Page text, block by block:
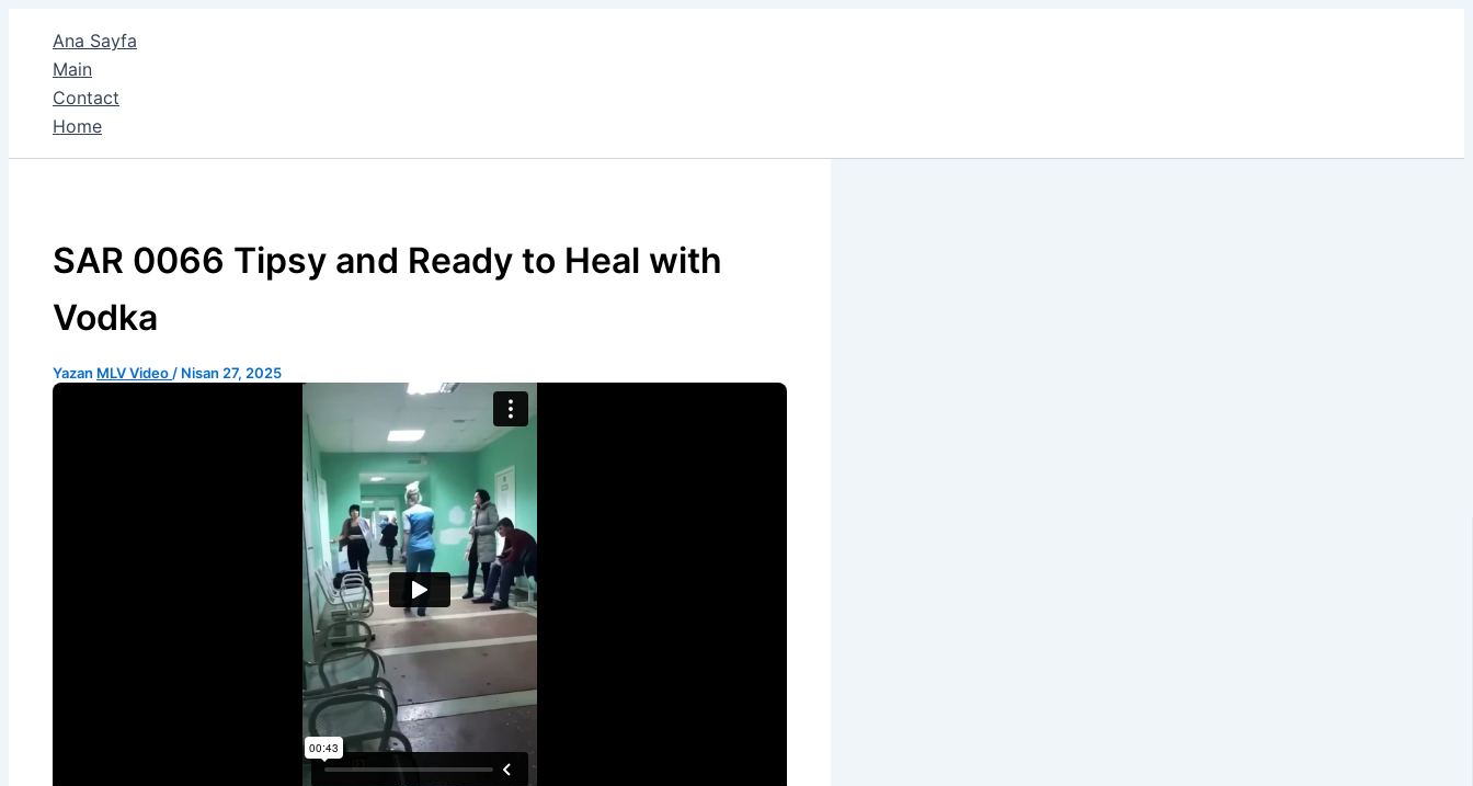
Ana Sayfa
Main
Contact
Home
SAR 0066 Tipsy and Ready to Heal with
Vodka
Yazan MLV Video / Nisan 27, 2025